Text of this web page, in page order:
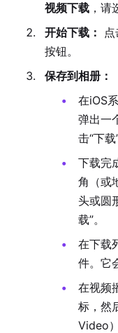
视频下载 ，请
开始下载：
按钮。
保存到相册：
在iOS
弹出一
击“下载”
下载完
角（或
头或圆
载”。
在下载
件。它
在视频
标，然
Video）